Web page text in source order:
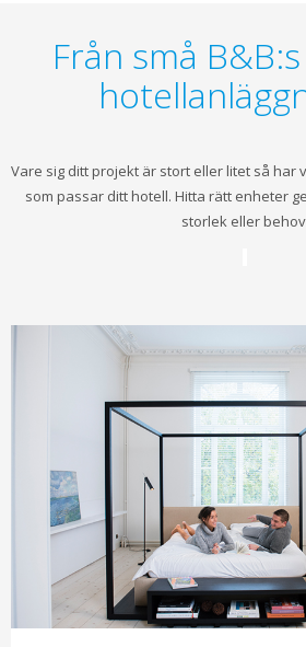
Från små
Vare sig ditt projekt är stort eller litet så har
som passar ditt hotell. Hitta rätt enheter
storlek eller